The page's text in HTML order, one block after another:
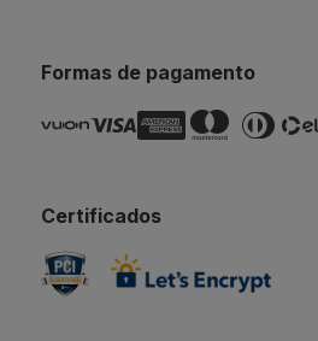
Formas de pagamento
Certificados